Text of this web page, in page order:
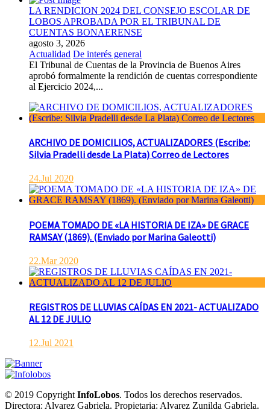
LA RENDICION 2024 DEL CONSEJO ESCOLAR DE
LOBOS APROBADA POR EL TRIBUNAL DE
CUENTAS BONAERENSE
agosto 3, 2026
Actualidad De interés general
El Tribunal de Cuentas de la Provincia de Buenos Aires
aprobó formalmente la rendición de cuentas correspondiente
al Ejercicio 2024,...
ARCHIVO DE DOMICILIOS, ACTUALIZADORES (Escribe:
Silvia Pradelli desde La Plata) Correo de Lectores
24.Jul 2020
POEMA TOMADO DE «LA HISTORIA DE IZA» DE GRACE
RAMSAY (1869). (Enviado por Marina Galeotti)
22.Mar 2020
REGISTROS DE LLUVIAS CAÍDAS EN 2021- ACTUALIZADO
AL 12 DE JULIO
12.Jul 2021
© 2019 CopyrightInfoLobos. Todos los derechos reservados.
Directora: Alvarez Gabriela. Propietaria: Alvarez Zunilda Gabriela.